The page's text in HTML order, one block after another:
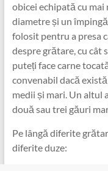
obicei echipată cu
diametre și un
folosit pentru a presa
despre grătare, cu cât
puteți face carne
convenabil dacă
medii și mari. Un altul
două sau trei găuri
Pe lângă diferite
diferite duze: